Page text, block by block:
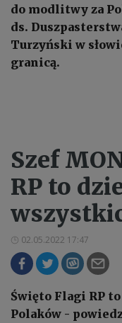
do modlitwy za
ds.
Turzyński w
granicą.
Szef
RP to
02.05.2022 17:47
Święto Flagi RP
Polaków -